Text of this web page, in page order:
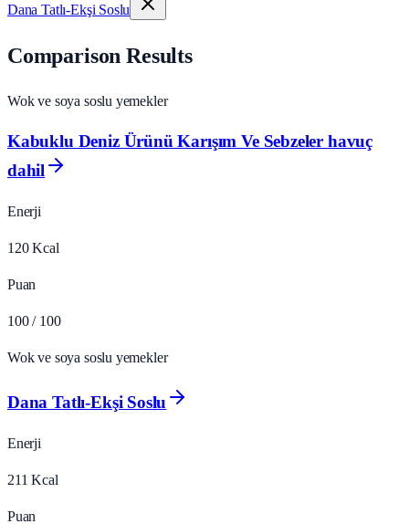
Dana Tatlı-Ekşi Soslu
Comparison Results
Wok ve soya soslu yemekler
Kabuklu Deniz Ürünü Karışım Ve Sebzeler havuç
dahil
Enerji
120 Kcal
Puan
100 / 100
Wok ve soya soslu yemekler
Dana Tatlı-Ekşi Soslu
Enerji
211 Kcal
Puan